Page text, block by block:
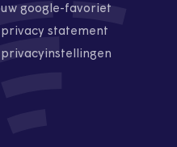
uw google-favoriet
privacy statement
privacyinstellingen